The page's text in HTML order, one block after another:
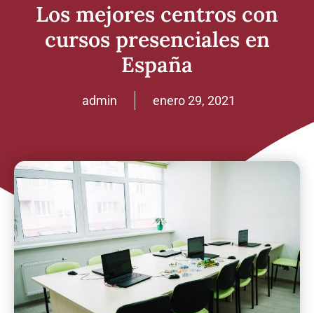
Los mejores centros con
cursos presenciales en
España
admin enero 29, 2021